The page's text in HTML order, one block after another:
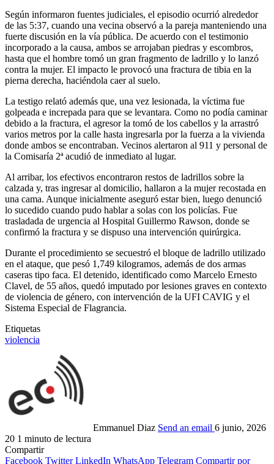
Según informaron fuentes judiciales, el episodio ocurrió alrededor
de las 5:37, cuando una vecina observó a la pareja manteniendo una
fuerte discusión en la vía pública. De acuerdo con el testimonio
incorporado a la causa, ambos se arrojaban piedras y escombros,
hasta que el hombre tomó un gran fragmento de ladrillo y lo lanzó
contra la mujer. El impacto le provocó una fractura de tibia en la
pierna derecha, haciéndola caer al suelo.
La testigo relató además que, una vez lesionada, la víctima fue
golpeada e increpada para que se levantara. Como no podía caminar
debido a la fractura, el agresor la tomó de los cabellos y la arrastró
varios metros por la calle hasta ingresarla por la fuerza a la vivienda
donde ambos se encontraban. Vecinos alertaron al 911 y personal de
la Comisaría 2ª acudió de inmediato al lugar.
Al arribar, los efectivos encontraron restos de ladrillos sobre la
calzada y, tras ingresar al domicilio, hallaron a la mujer recostada en
una cama. Aunque inicialmente aseguró estar bien, luego denunció
lo sucedido cuando pudo hablar a solas con los policías. Fue
trasladada de urgencia al Hospital Guillermo Rawson, donde se
confirmó la fractura y se dispuso una intervención quirúrgica.
Durante el procedimiento se secuestró el bloque de ladrillo utilizado
en el ataque, que pesó 1,749 kilogramos, además de dos armas
caseras tipo faca. El detenido, identificado como Marcelo Ernesto
Clavel, de 55 años, quedó imputado por lesiones graves en contexto
de violencia de género, con intervención de la UFI CAVIG y el
Sistema Especial de Flagrancia.
Etiquetas
violencia
Emmanuel Diaz Send an email 6 junio, 2026
20 1 minuto de lectura
Compartir
Facebook Twitter LinkedIn WhatsApp Telegram Compartir por